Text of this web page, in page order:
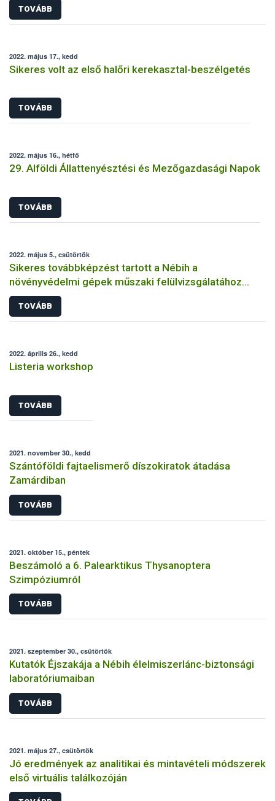
TOVÁBB
2022. május 17., kedd
Sikeres volt az első halőri kerekasztal-beszélgetés
TOVÁBB
2022. május 16., hétfő
29. Alföldi Állattenyésztési és Mezőgazdasági Napok
TOVÁBB
2022. május 5., csütörtök
Sikeres továbbképzést tartott a Nébih a
növényvédelmi gépek műszaki felülvizsgálatához
kapcsolódóan
TOVÁBB
2022. április 26., kedd
Listeria workshop
TOVÁBB
2021. november 30., kedd
Szántóföldi fajtaelismerő díszokiratok átadása
Zamárdiban
TOVÁBB
2021. október 15., péntek
Beszámoló a 6. Palearktikus Thysanoptera
Szimpóziumról
TOVÁBB
2021. szeptember 30., csütörtök
Kutatók Éjszakája a Nébih élelmiszerlánc-biztonsági
laboratóriumaiban
TOVÁBB
2021. május 27., csütörtök
Jó eredmények az analitikai és mintavételi módszerek
első virtuális találkozóján